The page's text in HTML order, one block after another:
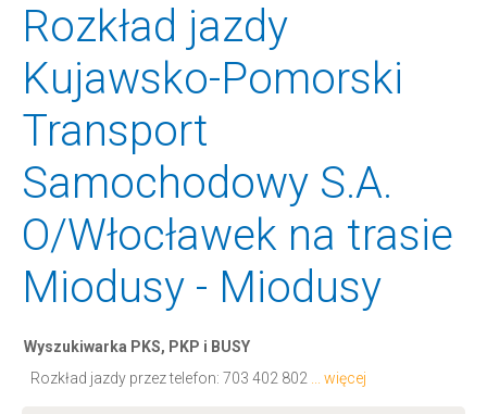
Rozkład jazdy
Kujawsko-Pomorski
Transport
Samochodowy S.A.
O/Włocławek na trasie
Miodusy - Miodusy
Wyszukiwarka PKS, PKP i BUSY
Rozkład jazdy przez telefon: 703 402 802 ... więcej